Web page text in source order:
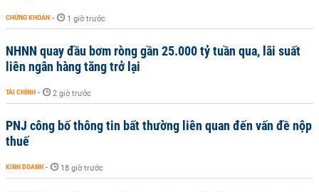
CHỨNG KHOÁN - 1 giờ trước
NHNN quay đầu bơm ròng gần 25.000 tỷ tuần qua, lãi suất
liên ngân hàng tăng trở lại
TÀI CHÍNH - 2 giờ trước
PNJ công bố thông tin bất thường liên quan đến vấn đề nộp
thuế
KINH DOANH - 18 giờ trước